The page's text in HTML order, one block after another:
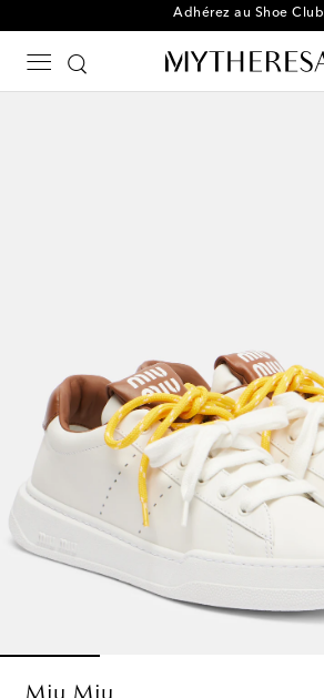
Adhérez au Shoe Club